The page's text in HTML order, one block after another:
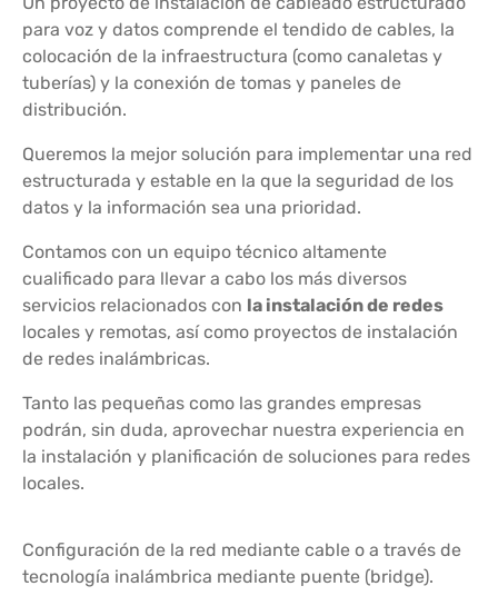
para voz y datos comprende el tendido de cables, la
colocación de la infraestructura (como canaletas y
tuberías) y la conexión de tomas y paneles de
distribución.
Queremos la mejor solución para implementar una red
estructurada y estable en la que la seguridad de los
datos y la información sea una prioridad.
Contamos con un equipo técnico altamente
cualificado para llevar a cabo los más diversos
servicios relacionados con la instalación de redes
locales y remotas, así como proyectos de instalación
de redes inalámbricas.
Tanto las pequeñas como las grandes empresas
podrán, sin duda, aprovechar nuestra experiencia en
la instalación y planificación de soluciones para redes
locales.
Configuración de la red mediante cable o a través de
tecnología inalámbrica mediante puente (bridge).